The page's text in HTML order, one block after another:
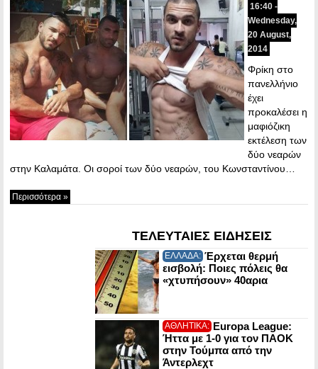
16:40 -
Wednesday,
20 August,
2014
Φρίκη στο
πανελλήνιο
έχει
προκαλέσει η
μαφιόζικη
εκτέλεση των
δύο νεαρών
στην Καλαμάτα. Οι σοροί των δύο νεαρών, του Κωνσταντίνου…
Περισσότερα »
ΤΕΛΕΥΤΑΙΕΣ ΕΙΔΗΣΕΙΣ
ΕΛΛΑΔΑ: Έρχεται θερμή
εισβολή: Ποιες πόλεις θα
«χτυπήσουν» 40αρια
ΑΘΛΗΤΙΚΑ: Europa League:
Ήττα με 1-0 για τον ΠΑΟΚ
στην Τούμπα από την
Άντερλεχτ